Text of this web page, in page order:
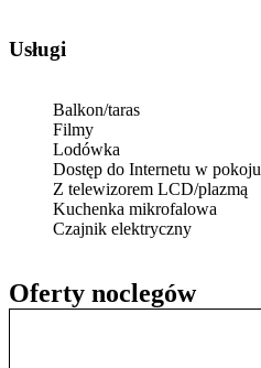
Oferty noclegów
Usługi
Balkon/taras
Filmy
Lodówka
Dostęp do Internetu w pokoju
Z telewizorem LCD/plazmą
Kuchenka mikrofalowa
Czajnik elektryczny